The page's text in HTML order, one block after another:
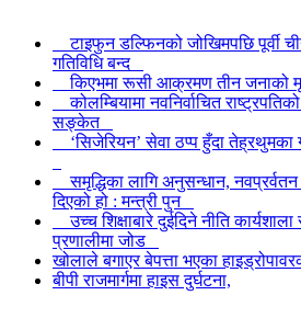
टाइफुन डल्फिनको जोखिमपछि पूर्वी
गतिविधि बन्द
किएभमा रूसी आक्रमण तीन जनाको
कोलम्बियामा नवनिर्वाचित
सङ्केत
‘सिजेरियन’ सेवा ठप्प हुँदा तेह्रथुमका
समृद्धिका लागि अनुसन्धान,
दिएको हो : मन्त्री पुन
उच्च शिक्षाबारे दुईदिने नीति कार्यशाला
प्रणालीमा जोड
खोलाले बगाएर बेपत्ता भएका
बीपी राजमार्गमा हाइस दुर्घटना,